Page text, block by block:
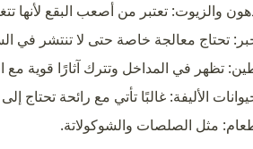
والزيوت: تعتبر من أصعب البقع لأنها
تحتاج معالجة خاصة حتى لا تنتشر في
تظهر في المداخل وتترك آثارًا قوية مع
الأليفة: غالبًا تأتي مع رائحة تحتاج
مثل الصلصات والشوكولاتة.